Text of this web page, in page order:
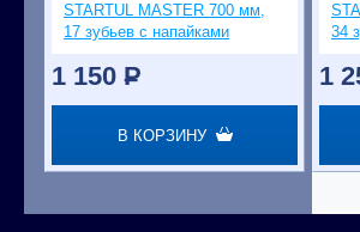
STARTUL MASTER 700 мм,
17 зубьев с напайками
1 150 P
В КОРЗИНУ
34
1